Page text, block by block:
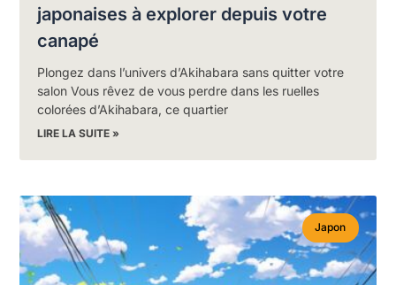
japonaises à explorer depuis votre
canapé
Plongez dans l’univers d’Akihabara sans quitter votre
salon Vous rêvez de vous perdre dans les ruelles
colorées d’Akihabara, ce quartier
LIRE LA SUITE »
Japon